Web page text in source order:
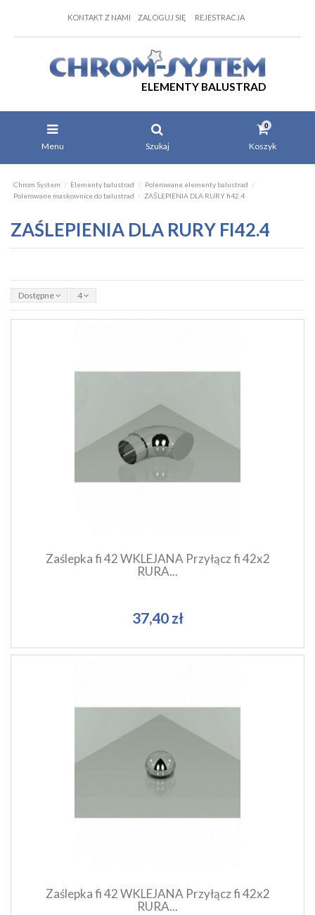
KONTAKT Z NAMI ZALOGUJ SIĘ REJESTRACJA
ELEMENTY BALUSTRAD
Menu Szukaj
0
Koszyk
Chrom System Elementy balustrad
Polerowane elementy balustrad
Polerowane maskownice do balustrad
ZAŚLEPIENIA DLA RURY fi42.4
ZAŚLEPIENIA DLA RURY FI42.4
Dostępne 4
Szybki podgląd produktu
Dodaj do koszyka
Zaślepka fi 42 WKLEJANA Przyłącz fi 42x2
RURA...
37,40 zł
Szybki podgląd produktu
Dodaj do koszyka
Zaślepka fi 42 WKLEJANA Przyłącz fi 42x2
RURA...